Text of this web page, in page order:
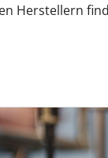
Herstellern